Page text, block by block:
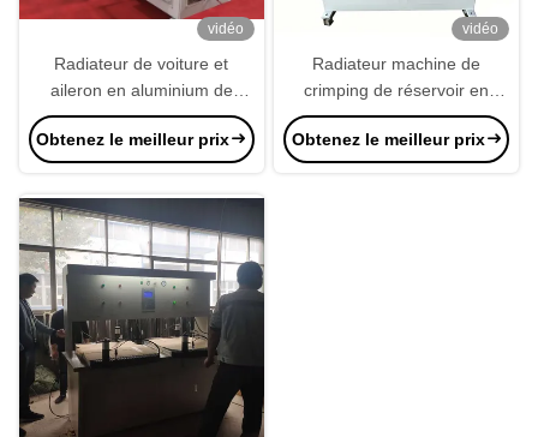
vidéo
Radiateur de voiture et
aileron en aluminium de
condensateur faisant la
machine pour le roulement
d'aileron d'échangeur de
chaleur
Obtenez le meilleur prix
vidéo
Radiateur machine de
crimping de réservoir en
plastique de haute précision
rapide changement de
matrice
Obtenez le meilleur prix